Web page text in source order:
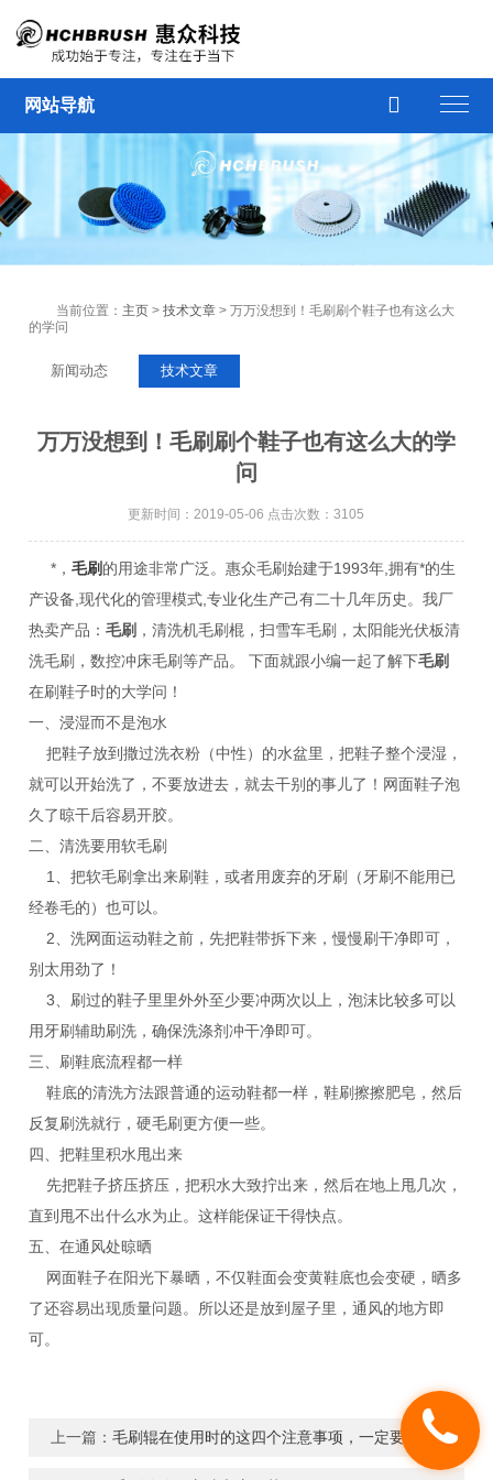
网站导航 
当前位置： 主页 >技术文章 > 万万没想到！毛刷刷个鞋子也有这么大
的学问
新闻动态 技术文章
万万没想到！毛刷刷个鞋子也有这么大的学
问
更新时间：2019-05-06 点击次数：3105
*，毛刷的用途非常广泛。惠众毛刷始建于1993年,拥有*的生
产设备,现代化的管理模式,专业化生产己有二十几年历史。我厂
热卖产品：毛刷 ，清洗机毛刷棍，扫雪车毛刷，太阳能光伏板清
洗毛刷，数控冲床毛刷等产品。 下面就跟小编一起了解下毛刷
在刷鞋子时的大学问！
一、浸湿而不是泡水
把鞋子放到撒过洗衣粉（中性）的水盆里，把鞋子整个浸湿，
就可以开始洗了，不要放进去，就去干别的事儿了！网面鞋子泡
久了晾干后容易开胶。
二、清洗要用软毛刷
1、把软毛刷拿出来刷鞋，或者用废弃的牙刷（牙刷不能用已
经卷毛的）也可以。
2、洗网面运动鞋之前，先把鞋带拆下来，慢慢刷干净即可，
别太用劲了！
3、刷过的鞋子里里外外至少要冲两次以上，泡沫比较多可以
用牙刷辅助刷洗，确保洗涤剂冲干净即可。
三、刷鞋底流程都一样
鞋底的清洗方法跟普通的运动鞋都一样，鞋刷擦擦肥皂，然后
反复刷洗就行，硬毛刷更方便一些。
四、把鞋里积水甩出来
先把鞋子挤压挤压，把积水大致拧出来，然后在地上甩几次，
直到甩不出什么水为止。这样能保证干得快点。
五、在通风处晾晒
网面鞋子在阳光下暴晒，不仅鞋面会变黄鞋底也会变硬，晒多
了还容易出现质量问题。所以还是放到屋子里，通风的地方即
可。
上一篇：毛刷辊在使用时的这四个注意事项，一定要牢记